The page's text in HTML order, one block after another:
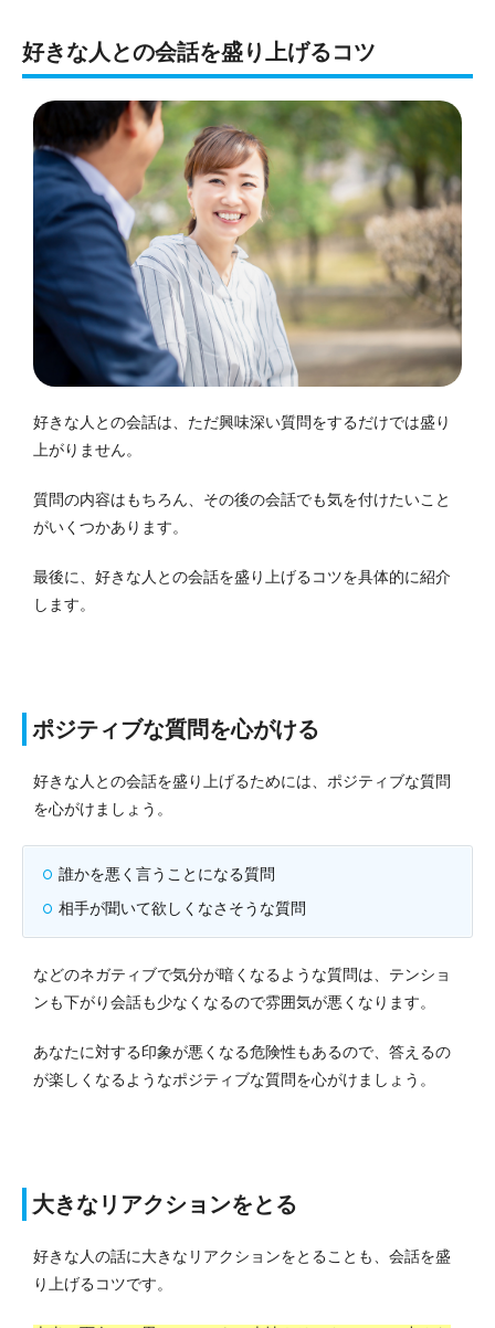
好きな人との会話を盛り上げるコツ
好きな人との会話は、ただ興味深い質問をするだけでは盛り
上がりません。
質問の内容はもちろん、その後の会話でも気を付けたいこと
がいくつかあります。
最後に、好きな人との会話を盛り上げるコツを具体的に紹介
します。
ポジティブな質問を心がける
好きな人との会話を盛り上げるためには、ポジティブな質問
を心がけましょう。
誰かを悪く言うことになる質問
相手が聞いて欲しくなさそうな質問
などのネガティブで気分が暗くなるような質問は、テンショ
ンも下がり会話も少なくなるので雰囲気が悪くなります。
あなたに対する印象が悪くなる危険性もあるので、答えるの
が楽しくなるようなポジティブな質問を心がけましょう。
大きなリアクションをとる
好きな人の話に大きなリアクションをとることも、会話を盛
り上げるコツです。